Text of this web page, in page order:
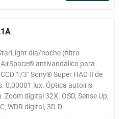
día/noche (filtro
antivandálico para
1/3" Sony® Super HAD II de
0,00001 lux. Óptica autoiris
digital 32X. OSD, Sense Up,
WDR digital, 3D-D